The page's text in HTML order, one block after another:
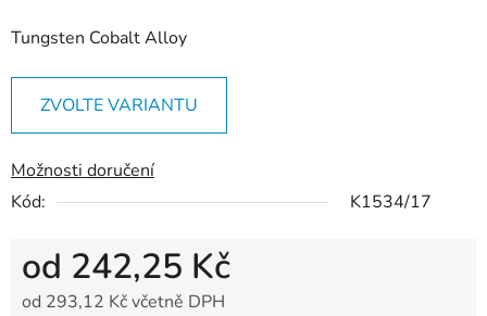
Tungsten Cobalt Alloy
ZVOLTE VARIANTU
Možnosti doručení
Kód:
K1534/17
od 242,25 Kč
od 293,12 Kčvčetně DPH